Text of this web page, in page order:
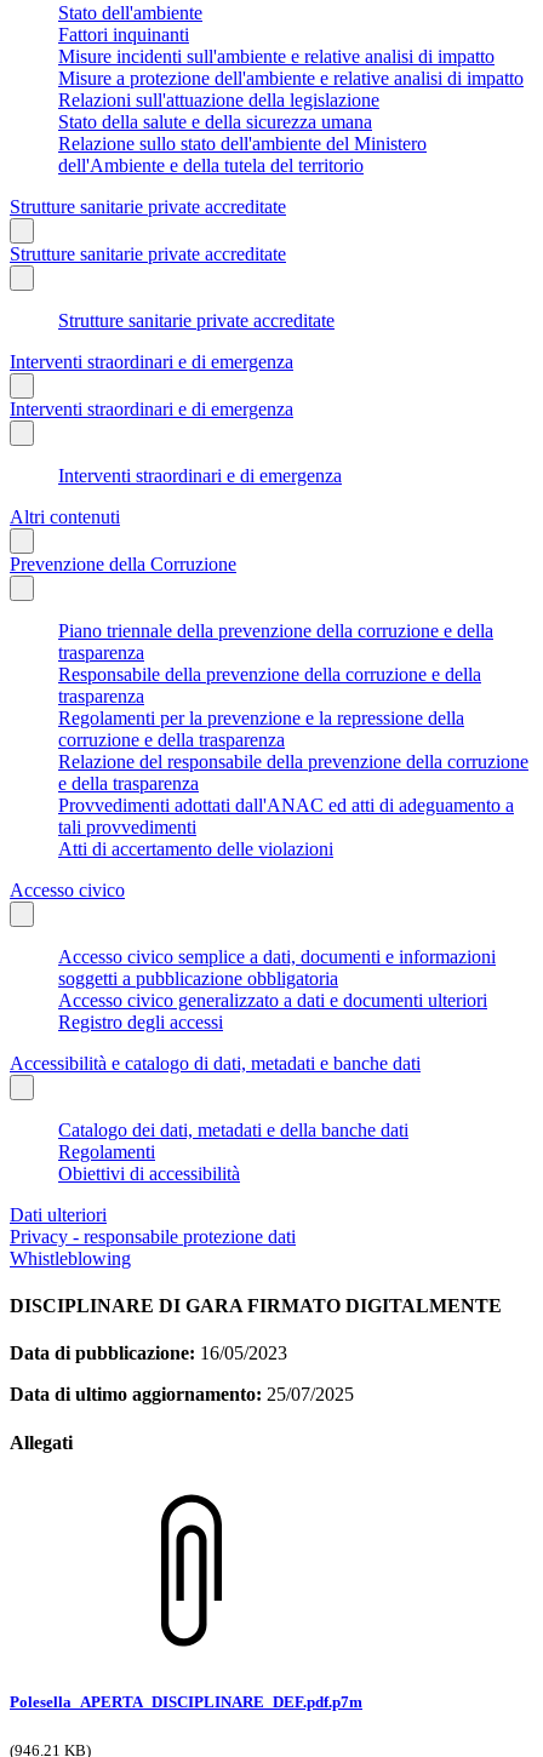
Stato dell'ambiente
Fattori inquinanti
Misure incidenti sull'ambiente e relative analisi di impatto
Misure a protezione dell'ambiente e relative analisi di impatto
Relazioni sull'attuazione della legislazione
Stato della salute e della sicurezza umana
Relazione sullo stato dell'ambiente del Ministero
dell'Ambiente e della tutela del territorio
Strutture sanitarie private accreditate
Strutture sanitarie private accreditate
Strutture sanitarie private accreditate
Interventi straordinari e di emergenza
Interventi straordinari e di emergenza
Interventi straordinari e di emergenza
Altri contenuti
Prevenzione della Corruzione
Piano triennale della prevenzione della corruzione e della
trasparenza
Responsabile della prevenzione della corruzione e della
trasparenza
Regolamenti per la prevenzione e la repressione della
corruzione e della trasparenza
Relazione del responsabile della prevenzione della corruzione
e della trasparenza
Provvedimenti adottati dall'ANAC ed atti di adeguamento a
tali provvedimenti
Atti di accertamento delle violazioni
Accesso civico
Accesso civico semplice a dati, documenti e informazioni
soggetti a pubblicazione obbligatoria
Accesso civico generalizzato a dati e documenti ulteriori
Registro degli accessi
Accessibilità e catalogo di dati, metadati e banche dati
Catalogo dei dati, metadati e della banche dati
Regolamenti
Obiettivi di accessibilità
Dati ulteriori
Privacy - responsabile protezione dati
Whistleblowing
DISCIPLINARE DI GARA FIRMATO DIGITALMENTE
Data di pubblicazione: 16/05/2023
Data di ultimo aggiornamento: 25/07/2025
Allegati
Polesella_APERTA_DISCIPLINARE_DEF.pdf.p7m
(946.21 KB)